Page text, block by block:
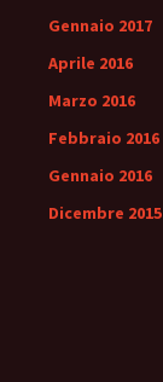
Gennaio 2017
Aprile 2016
Marzo 2016
Febbraio 2016
Gennaio 2016
Dicembre 2015